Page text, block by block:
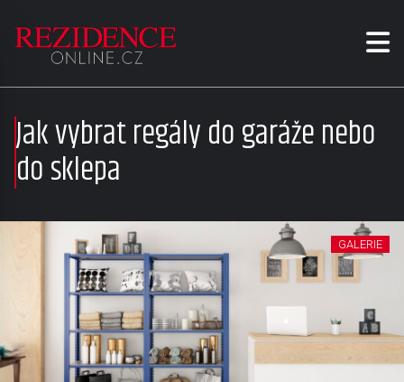
Jak vybrat regály do garáže nebo
do sklepa
GALERIE